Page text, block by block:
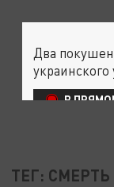
ТЕГ: СМЕРТЬ
Два
В